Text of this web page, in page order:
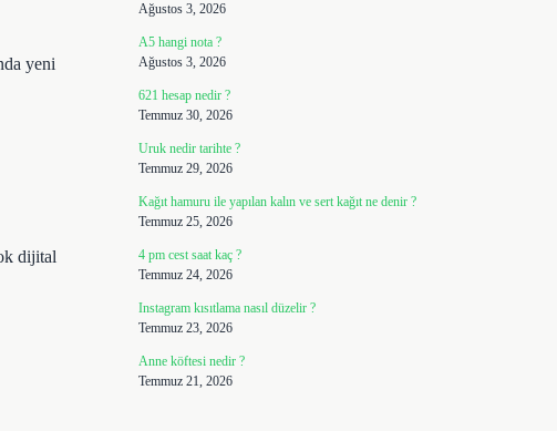
yeni
dijital
Ağustos 3, 2026
A5 hangi nota ?
Ağustos 3, 2026
621 hesap nedir ?
Temmuz 30, 2026
Uruk nedir tarihte ?
Temmuz 29, 2026
Kağıt hamuru ile yapılan kalın ve sert kağıt ne denir ?
Temmuz 25, 2026
4 pm cest saat kaç ?
Temmuz 24, 2026
Instagram kısıtlama nasıl düzelir ?
Temmuz 23, 2026
Anne köftesi nedir ?
Temmuz 21, 2026